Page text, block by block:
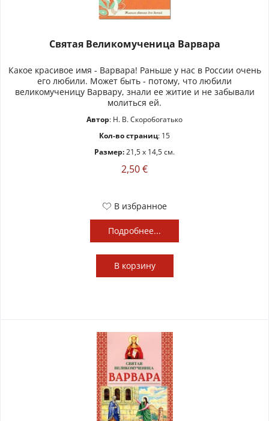
Святая Великомученица Варвара
Какое красивое имя - Варвара! Раньше у нас в России очень
его любили. Может быть - потому, что любили
великомученицу Варвару, знали ее житие и не забывали
молиться ей.
Автор: Н. В. Скоробогатько
Кол-во страниц: 15
Размер:21,5 x 14,5 см.
2,50 €
В избранное
Подробнее...
В корзину